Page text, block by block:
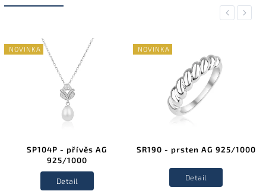
Previous
NOVINKA
SP104P - přívěs AG
925/1000
Detail
NOVINKA
SR190 - prsten AG 925/1000
Detail
Next